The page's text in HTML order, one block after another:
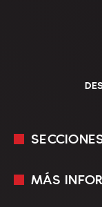
En Vivo
MÁS